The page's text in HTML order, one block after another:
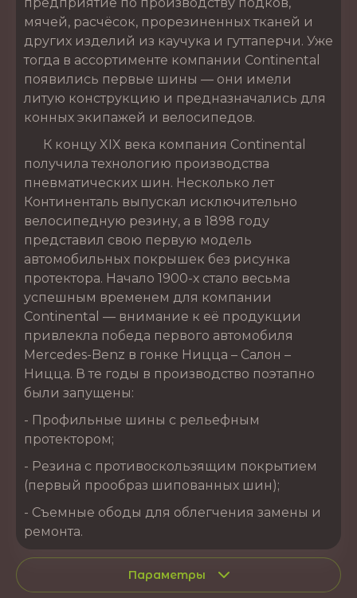
мячей, расчёсок, прорезиненных тканей и
других изделий из каучука и гуттаперчи. Уже
тогда в ассортименте компании Continental
появились первые шины — они имели
литую конструкцию и предназначались для
конных экипажей и велосипедов.
К концу XIX века компания Continental
получила технологию производства
пневматических шин. Несколько лет
Континенталь выпускал исключительно
велосипедную резину, а в 1898 году
представил свою первую модель
автомобильных покрышек без рисунка
протектора. Начало 1900-х стало весьма
успешным временем для компании
Continental — внимание к её продукции
привлекла победа первого автомобиля
Mercedes-Benz в гонке Ницца – Салон –
Ницца. В те годы в производство поэтапно
были запущены:
- Профильные шины с рельефным
протектором;
- Резина с противоскользящим покрытием
(первый прообраз шипованных шин);
- Съемные ободы для облегчения замены и
ремонта.
Параметры